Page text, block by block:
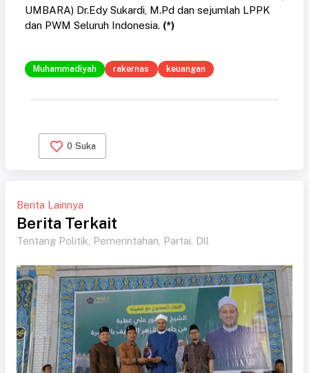
UMBARA) Dr.Edy Sukardi, M.Pd dan sejumlah LPPK
dan PWM Seluruh Indonesia. (*)
Muhammadiyah rakernas keuangan
0 Suka
Berita Lainnya
Berita Terkait
Tentang Politik, Pemerintahan, Partai, Dll